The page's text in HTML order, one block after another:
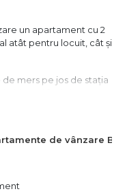
de vânzare
un apartament cu 2
atât pentru locuit, cât și
mers pe jos de stația
intimitate, departe de
din 10 al unui bloc
la care se adaugă